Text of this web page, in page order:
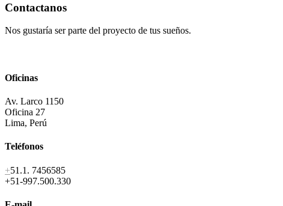
Contactanos
Nos gustaría ser parte del proyecto de tus sueños.
Oficinas
Av. Larco 1150
Oficina 27
Lima, Perú
Teléfonos
+51.1. 7456585
+51-997.500.330